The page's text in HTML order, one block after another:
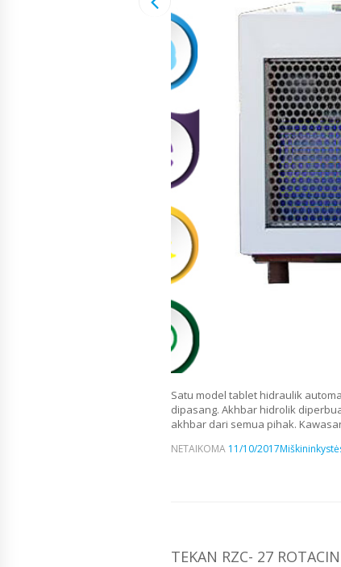
Satu model tablet hidraulik
dipasang. Akhbar hidrolik
akhbar dari semua pihak.
NETAIKOMA 11/10/2017
TEKAN RZC- 27